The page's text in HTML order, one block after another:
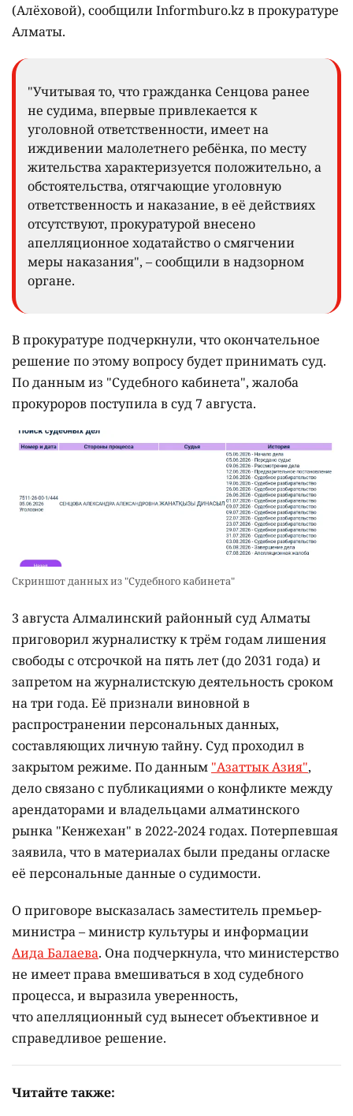
(Алёховой), сообщили Informburo.kz в прокуратуре
Алматы.
"Учитывая то, что гражданка Сенцова ранее
не судима, впервые привлекается к
уголовной ответственности, имеет на
иждивении малолетнего ребёнка, по месту
жительства характеризуется положительно, а
обстоятельства, отягчающие уголовную
ответственность и наказание, в её действиях
отсутствуют, прокуратурой внесено
апелляционное ходатайство о смягчении
меры наказания", – сообщили в надзорном
органе.
В прокуратуре подчеркнули, что окончательное
решение по этому вопросу будет принимать суд.
По данным из "Судебного кабинета", жалоба
прокуроров поступила в суд 7 августа.
Скриншот данных из "Судебного кабинета"
3 августа Алмалинский районный суд Алматы
приговорил журналистку к трём годам лишения
свободы с отсрочкой на пять лет (до 2031 года) и
запретом на журналистскую деятельность сроком
на три года. Её признали виновной в
распространении персональных данных,
составляющих личную тайну. Суд проходил в
закрытом режиме. По данным "Азаттык Азия",
дело связано с публикациями о конфликте между
арендаторами и владельцами алматинского
рынка "Кенжехан" в 2022-2024 годах. Потерпевшая
заявила, что в материалах были преданы огласке
её персональные данные о судимости.
О приговоре высказалась заместитель премьер-
министра – министр культуры и информации
Аида Балаева. Она подчеркнула, что министерство
не имеет права вмешиваться в ход судебного
процесса, и выразила уверенность,
что апелляционный суд вынесет объективное и
справедливое решение.
Читайте также: